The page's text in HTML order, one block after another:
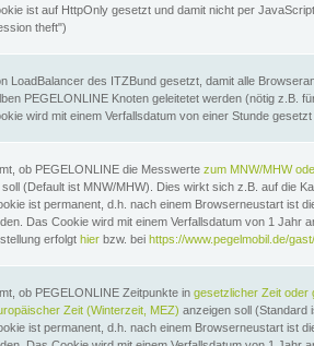
ist auf HttpOnly gesetzt und damit nicht per
theft")
LoadBalancer des ITZBund gesetzt, damit alle
PEGELONLINE Knoten geleitetet werden (nötig z.B.
wird mit einem Verfallsdatum von einer Stunde gesetzt
ob PEGELONLINE die Messwerte zum MNW/MHW
(Default ist MNW/MHW). Dies wirkt sich z.B. auf die
ist permanent, d.h. nach einem Browserneustart ist
Das Cookie wird mit einem Verfallsdatum von 1 Jahr
erfolgt hier bzw. bei https://www.pegelmobil.de/
ob PEGELONLINE Zeitpunkte in gesetzlicher Zeit oder
Zeit (Winterzeit, MEZ) anzeigen soll (Standard
ist permanent, d.h. nach einem Browserneustart ist